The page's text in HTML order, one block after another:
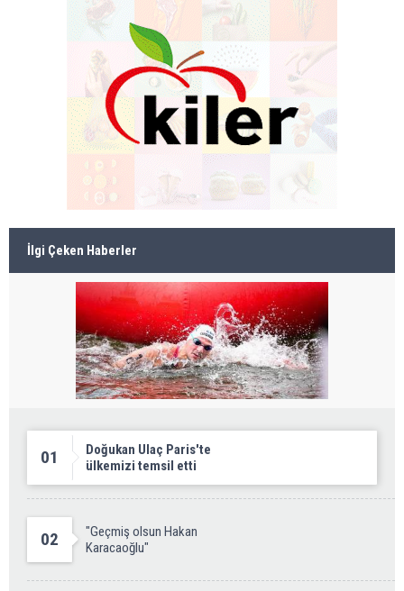
İlgi Çeken Haberler
01
Doğukan Ulaç Paris'te
ülkemizi temsil etti
02
"Geçmiş olsun Hakan
Karacaoğlu"